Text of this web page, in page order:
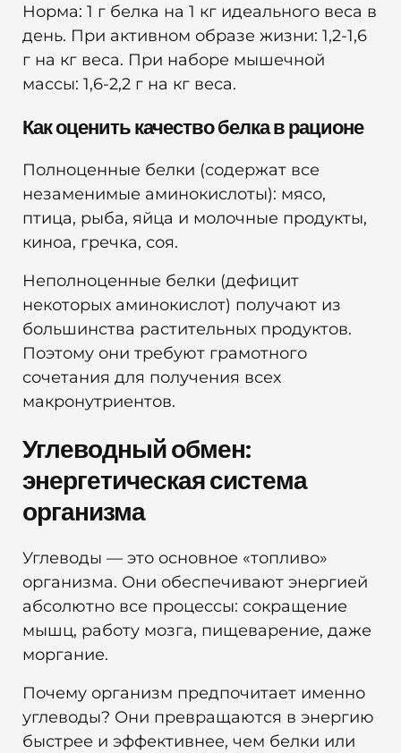
Норма: 1 г белка на 1 кг идеального веса в
день. При активном образе жизни: 1,2-1,6
г на кг веса. При наборе мышечной
массы: 1,6-2,2 г на кг веса.
Как оценить качество белка в рационе
Полноценные белки (содержат все
незаменимые аминокислоты): мясо,
птица, рыба, яйца и молочные продукты,
киноа, гречка, соя.
Неполноценные белки (дефицит
некоторых аминокислот) получают из
большинства растительных продуктов.
Поэтому они требуют грамотного
сочетания для получения всех
макронутриентов.
Углеводный обмен:
энергетическая система
организма
Углеводы — это основное «топливо»
организма. Они обеспечивают энергией
абсолютно все процессы: сокращение
мышц, работу мозга, пищеварение, даже
моргание.
Почему организм предпочитает именно
углеводы? Они превращаются в энергию
быстрее и эффективнее, чем белки или